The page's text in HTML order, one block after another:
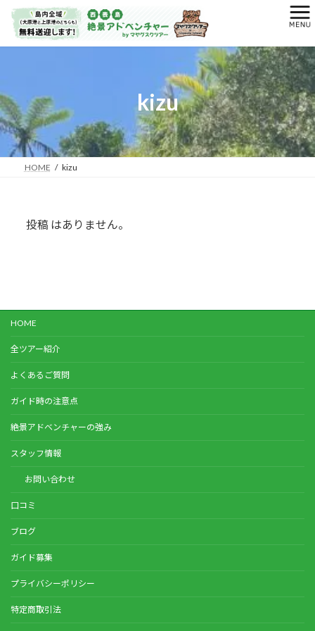
へ
ス
キ
ッ
プ
ョ
ン
に
移
動
kizu
HOME kizu
投稿 はありません。
HOME
全ツアー紹介
よくあるご質問
ガイド時の注意点
絶景アドベンチャーの強み
スタッフ情報
お問い合わせ
口コミ
ブログ
ガイド募集
プライバシーポリシー
特定商取引法